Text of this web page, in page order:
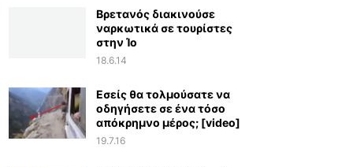
Βρετανός διακινούσε
ναρκωτικά σε τουρίστες
στην Ίο
18.6.14
Εσείς θα τολμούσατε να
οδηγήσετε σε ένα τόσο
απόκρημνο μέρος; [video]
19.7.16